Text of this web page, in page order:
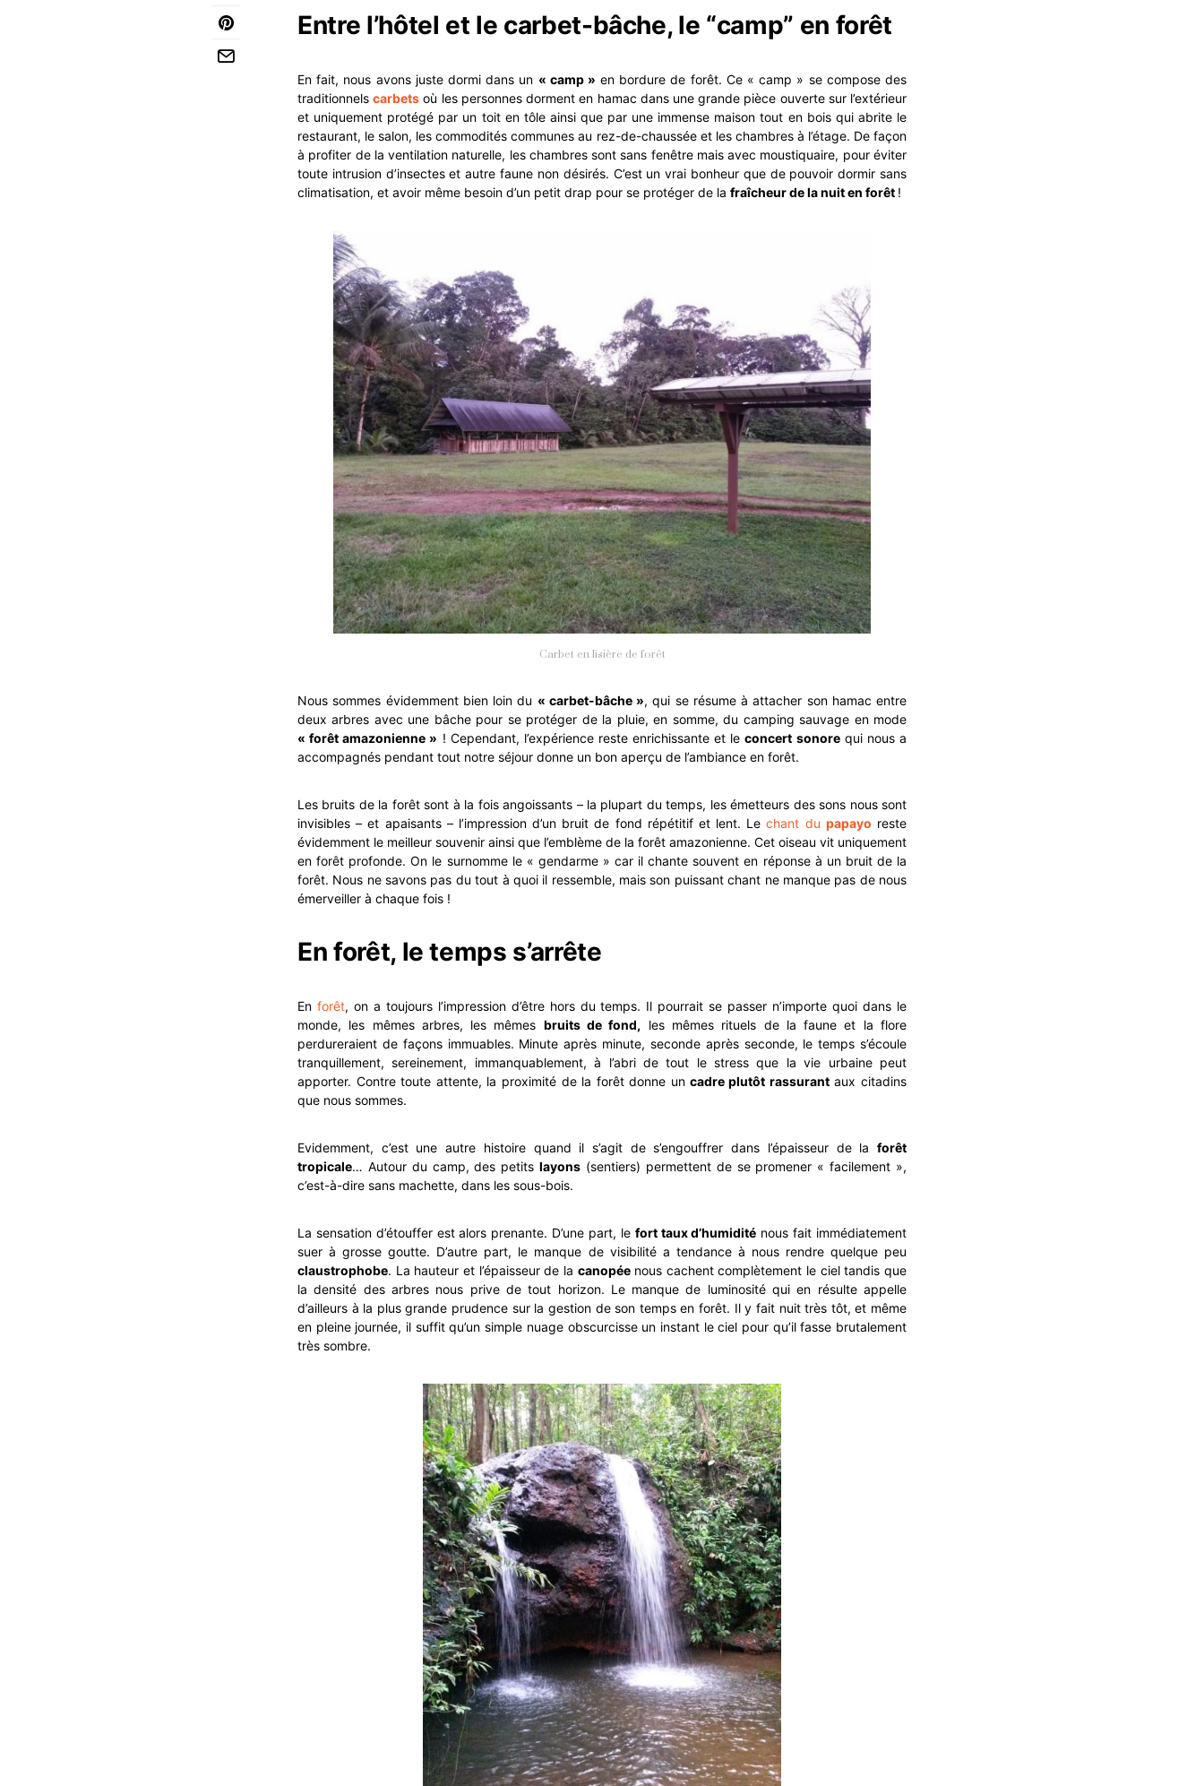
Entre l’hôtel et le carbet-bâche, le “camp” en forêt
En fait, nous avons juste dormi dans un « camp » en bordure de forêt. Ce « camp » se compose des
traditionnelscarbets où les personnes dorment en hamac dans une grande pièce ouverte sur l’extérieur
et uniquement protégé par un toit en tôle ainsi que par une immense maison tout en bois qui abrite le
restaurant, le salon, les commodités communes au rez-de-chaussée et les chambres à l’étage. De façon
à profiter de la ventilation naturelle, les chambres sont sans fenêtre mais avec moustiquaire, pour éviter
toute intrusion d’insectes et autre faune non désirés. C’est un vrai bonheur que de pouvoir dormir sans
climatisation, et avoir même besoin d’un petit drap pour se protéger de la fraîcheur de la nuit en forêt !
Carbet en lisière de forêt
Nous sommes évidemment bien loin du « carbet-bâche », qui se résume à attacher son hamac entre
deux arbres avec une bâche pour se protéger de la pluie, en somme, du camping sauvage en mode
« forêt amazonienne » ! Cependant, l’expérience reste enrichissante et leconcert sonorequi nous a
accompagnés pendant tout notre séjour donne un bon aperçu de l’ambiance en forêt.
Les bruits de la forêt sont à la fois angoissants – la plupart du temps, les émetteurs des sons nous sont
invisibles – et apaisants – l’impression d’un bruit de fond répétitif et lent. Lechant du papayo reste
évidemment le meilleur souvenir ainsi que l’emblème de la forêt amazonienne. Cet oiseau vit uniquement
en forêt profonde. On le surnomme le « gendarme » car il chante souvent en réponse à un bruit de la
forêt. Nous ne savons pas du tout à quoi il ressemble, mais son puissant chant ne manque pas de nous
émerveiller à chaque fois !
En forêt, le temps s’arrête
En forêt, on a toujours l’impression d’être hors du temps. Il pourrait se passer n’importe quoi dans le
monde, les mêmes arbres, les mêmes bruits de fond, les mêmes rituels de la faune et la flore
perdureraient de façons immuables. Minute après minute, seconde après seconde, le temps s’écoule
tranquillement, sereinement, immanquablement, à l’abri de tout le stress que la vie urbaine peut
apporter. Contre toute attente, la proximité de la forêt donne un cadre plutôt rassurantaux citadins
que nous sommes.
Evidemment, c’est une autre histoire quand il s’agit de s’engouffrer dans l’épaisseur de la forêt
tropicale… Autour du camp, des petitslayons (sentiers) permettent de se promener « facilement »,
c’est-à-dire sans machette, dans les sous-bois.
La sensation d’étouffer est alors prenante. D’une part, le fort taux d’humidité nous fait immédiatement
suer à grosse goutte. D’autre part, le manque de visibilité a tendance à nous rendre quelque peu
claustrophobe. La hauteur et l’épaisseur de la canopéenous cachent complètement le ciel tandis que
la densité des arbres nous prive de tout horizon. Le manque de luminosité qui en résulte appelle
d’ailleurs à la plus grande prudence sur la gestion de son temps en forêt. Il y fait nuit très tôt, et même
en pleine journée, il suffit qu’un simple nuage obscurcisse un instant le ciel pour qu’il fasse brutalement
très sombre.